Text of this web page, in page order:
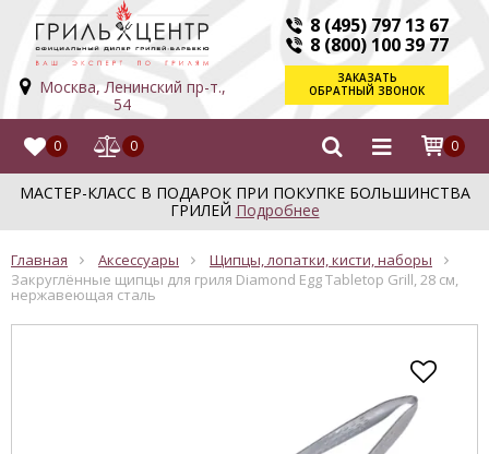
Москва, Ленинский пр-т.,
54
8 (495) 797 13 67
8 (800) 100 39 77
ЗАКАЗАТЬ
ОБРАТНЫЙ ЗВОНОК
0 0 0
МАСТЕР-КЛАСС В ПОДАРОК ПРИ ПОКУПКЕ БОЛЬШИНСТВА
ГРИЛЕЙ Подробнее
Главная Аксессуары
Щипцы, лопатки, кисти, наборы
Закруглённые щипцы для гриля Diamond Egg Tabletop Grill, 28 см,
нержавеющая сталь